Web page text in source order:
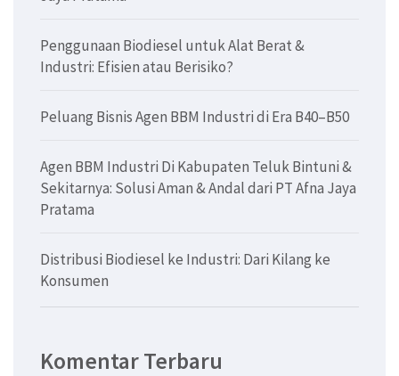
Penggunaan Biodiesel untuk Alat Berat &
Industri: Efisien atau Berisiko?
Peluang Bisnis Agen BBM Industri di Era B40–B50
Agen BBM Industri Di Kabupaten Teluk Bintuni &
Sekitarnya: Solusi Aman & Andal dari PT Afna Jaya
Pratama
Distribusi Biodiesel ke Industri: Dari Kilang ke
Konsumen
Komentar Terbaru